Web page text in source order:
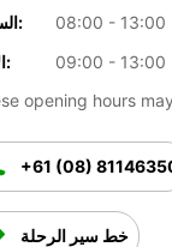
السبت:
08:00 - 13:00
الأحد:
09:00 - 13:00
opening hours
+61 (08)
خط سير الرحلة